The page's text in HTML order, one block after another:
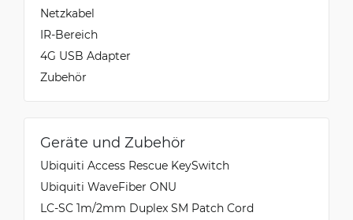
Netzkabel
IR-Bereich
4G USB Adapter
Zubehör
Geräte und Zubehör
Ubiquiti Access Rescue KeySwitch
Ubiquiti WaveFiber ONU
LC-SC 1m/2mm Duplex SM Patch Cord